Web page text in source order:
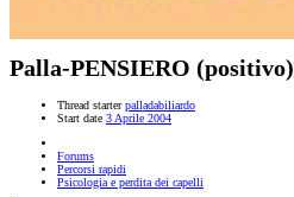
Palla-PENSIERO (positivo)
Thread starter palladabiliardo
Start date 3 Aprile 2004
Forums
Percorsi rapidi
Psicologia e perdita dei capelli